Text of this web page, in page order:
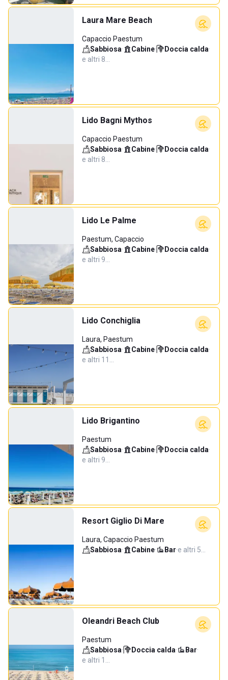
Laura Mare Beach
Capaccio Paestum
Sabbiosa· Cabine· Doccia calda·
e altri 8…
Lido Bagni Mythos
Capaccio Paestum
Sabbiosa· Cabine· Doccia calda·
e altri 8…
Lido Le Palme
Paestum, Capaccio
Sabbiosa· Cabine· Doccia calda·
e altri 9…
Lido Conchiglia
Laura, Paestum
Sabbiosa· Cabine· Doccia calda·
e altri 11…
Lido Brigantino
Paestum
Sabbiosa· Cabine· Doccia calda·
e altri 9…
Resort Giglio Di Mare
Laura, Capaccio Paestum
Sabbiosa· Cabine· Bar·e altri 5…
Oleandri Beach Club
Paestum
Sabbiosa· Doccia calda· Bar·
e altri 1…